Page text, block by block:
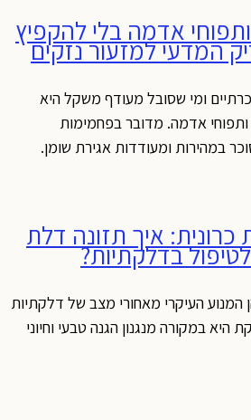
אדמה בלי להקפיץ
המדעי למזעור נזקים
ומי שסובל מעודף משקל היא
אדמה. מדובר בפחמימות
במהירות ומעודדות אגירת שומן.
כרונית: איך תזונה דלת
בדלקתיות?
המנוע העיקרי מאחורי מצב של דלקתיות
היא במקורה מנגנון הגנה טבעי וחיוני